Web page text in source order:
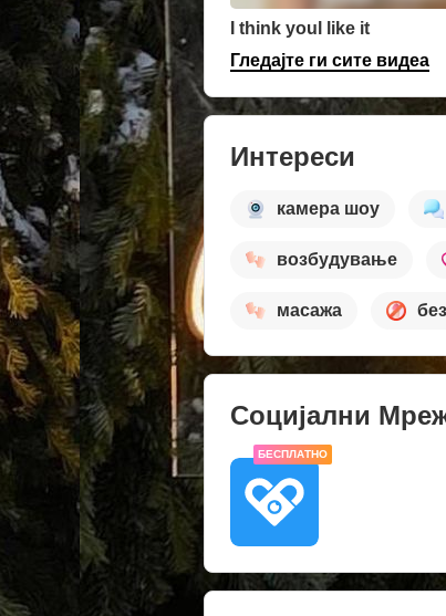
I think youl like it
Гледајте ги сите видеа
Интереси
камера шоу
возбудување
масажа
Социјални
БЕСПЛАТНО